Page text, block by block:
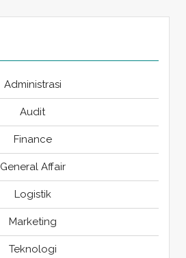
Administrasi
Audit
Finance
General Affair
Logistik
Marketing
Teknologi